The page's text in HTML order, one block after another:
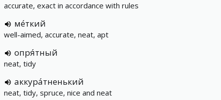
accurate, exact in accordance with rules
ме́ткий
well-aimed, accurate, neat, apt
опря́тный
neat, tidy
аккура́тненький
neat, tidy, spruce, nice and neat